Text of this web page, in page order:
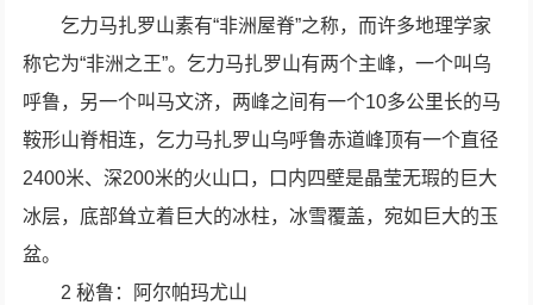
乞力马扎罗山素有“非洲屋脊”之称，而许多地理学家
称它为“非洲之王”。乞力马扎罗山有两个主峰，一个叫乌
呼鲁，另一个叫马文济，两峰之间有一个10多公里长的马
鞍形山脊相连，乞力马扎罗山乌呼鲁赤道峰顶有一个直径
2400米、深200米的火山口，口内四壁是晶莹无瑕的巨大
冰层，底部耸立着巨大的冰柱，冰雪覆盖，宛如巨大的玉
盆。
2 秘鲁：阿尔帕玛尤山